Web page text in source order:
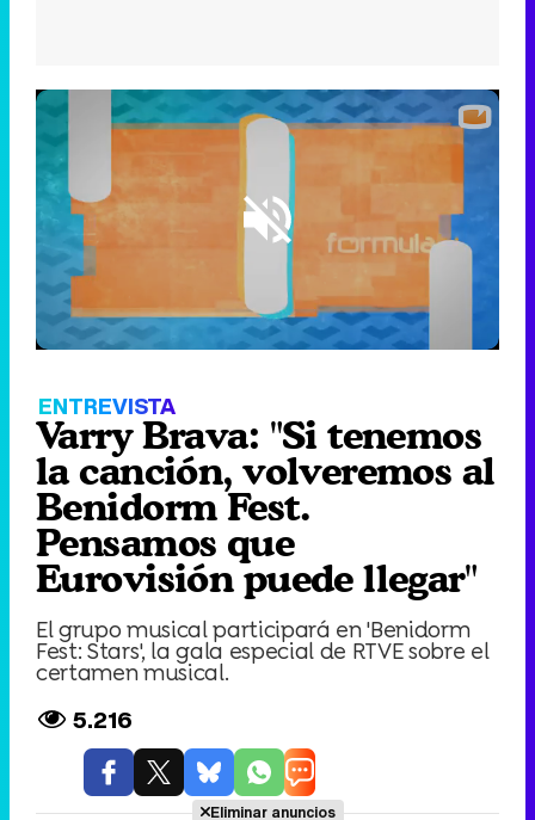
Unmute /
21.44%
ENTREVISTA
Varry Brava: "Si tenemos
la canción, volveremos al
Benidorm Fest.
Pensamos que
Eurovisión puede llegar"
El grupo musical participará en 'Benidorm
Fest: Stars', la gala especial de RTVE sobre el
certamen musical.
5.216
Eliminar anuncios